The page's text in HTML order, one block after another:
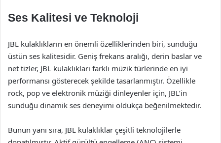
Ses Kalitesi ve Teknoloji
JBL kulaklıkların en önemli özelliklerinden biri, sunduğu
üstün ses kalitesidir. Geniş frekans aralığı, derin baslar ve
net tizler, JBL kulaklıkları farklı müzik türlerinde en iyi
performansı gösterecek şekilde tasarlanmıştır. Özellikle
rock, pop ve elektronik müziği dinleyenler için, JBL’in
sunduğu dinamik ses deneyimi oldukça beğenilmektedir.
Bunun yanı sıra, JBL kulaklıklar çeşitli teknolojilerle